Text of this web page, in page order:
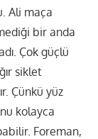
Ali maça
bir anda
Çok güçlü
siklet
Çünkü yüz
kolayca
Foreman,